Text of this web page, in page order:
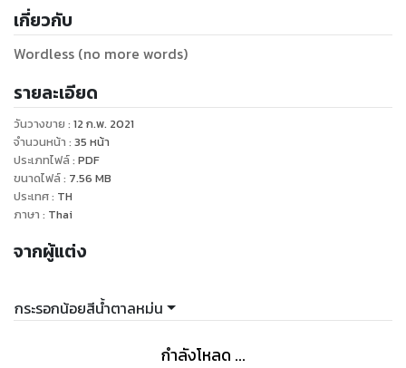
เกี่ยวกับ
Wordless (no more words)
รายละเอียด
วันวางขาย : 12 ก.พ. 2021
จำนวนหน้า : 35 หน้า
ประเภทไฟล์: PDF
ขนาดไฟล์: 7.56 MB
ประเทศ: TH
ภาษา : Thai
จากผู้แต่ง
กระรอกน้อยสีน้ำตาลหม่น
กำลังโหลด ...